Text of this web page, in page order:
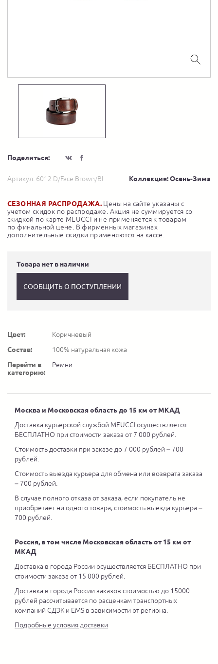
Поделиться:
Артикул: 6012 D/Face Brown/Bl Коллекция: Осень-Зима
СЕЗОННАЯ РАСПРОДАЖА. Цены на сайте указаны с
учетом скидок по распродаже. Акция не суммируется со
скидкой по карте MEUCCI и не применяется к товарам
по финальной цене. В фирменных магазинах
дополнительные скидки применяются на кассе.
Товара нет в наличии
СООБЩИТЬ О ПОСТУПЛЕНИИ
Цвет:
Коричневый
Состав:
100% натуральная кожа
Перейти в
категорию:
Ремни
Москва и Московская область до 15 км от МКАД
Доставка курьерской службой MEUCCI осуществляется
БЕСПЛАТНО при стоимости заказа от 7 000 рублей.
Стоимость доставки при заказе до 7 000 рублей – 700
рублей.
Стоимость выезда курьера для обмена или возврата заказа
– 700 рублей.
В случае полного отказа от заказа, если покупатель не
приобретает ни одного товара, стоимость выезда курьера –
700 рублей.
Россия, в том числе Московская область от 15 км от
МКАД
Доставка в города России осуществляется БЕСПЛАТНО при
стоимости заказа от 15 000 рублей.
Доставка в города России заказов стоимостью до 15000
рублей рассчитывается по расценкам транспортных
компаний СДЭК и EMS в зависимости от региона.
Подробные условия доставки